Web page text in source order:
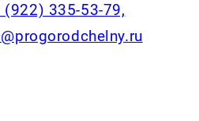
(922) 335-53-79,